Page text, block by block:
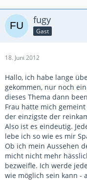
fugy
Gast
18. Juni 2012
Hallo, ich habe lange
gekommen, nur noch
dieses Thema dann
Frau hatte mich
der einzigste der
Also ist es eindeutig.
lebe ich so wie es mir
Ob ich mein Aussehen
micht nicht mehr
bezweifle. Ich werde
wie möglich sein kann -